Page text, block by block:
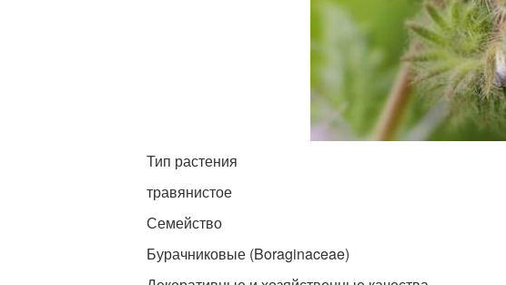
Тип растения
травянистое
Семейство
Бурачниковые (Boraginaceae)